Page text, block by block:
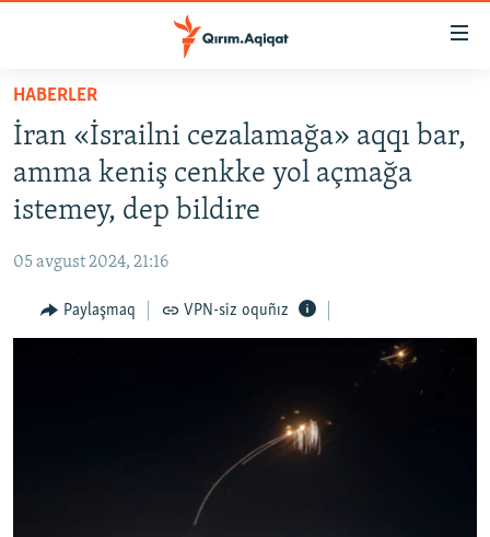
Esas
mündericege
qaytmaq
Baş
navigatsiyağa
qaytmaq
Qıdıruvğa
qaytmaq
HABERLER
İQTİSADİYAT
MEDENİYET
İNSAN AQLARI
HABERLER
İran «İsrailni cezalamağa» aqqı bar,
amma keniş cenkke yol açmağa
istemey, dep bildire
05 avgust 2024, 21:16
Paylaşmaq VPN-siz oquñız